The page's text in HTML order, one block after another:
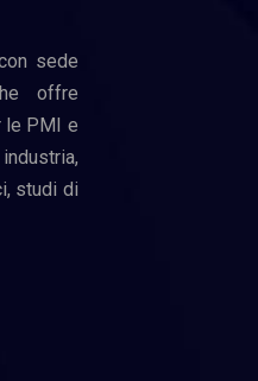
sede
offre
le PMI e
studi di